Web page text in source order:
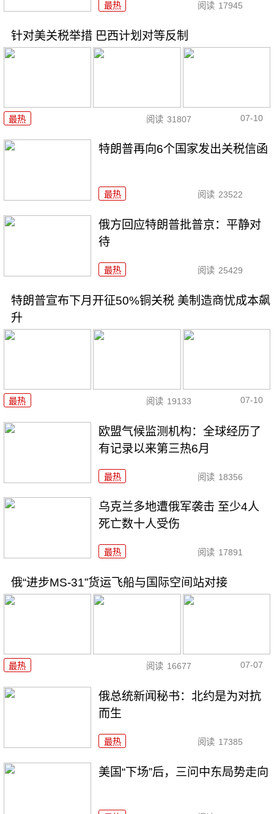
最热 阅读 17945
针对美关税举措 巴西计划对等反制
最热 阅读 31807 07-10
特朗普再向6个国家发出关税信函
最热 阅读 23522
俄方回应特朗普批普京：平静对
待
最热 阅读 25429
特朗普宣布下月开征50%铜关税 美制造商忧成本飙
升
最热 阅读 19133 07-10
欧盟气候监测机构：全球经历了
有记录以来第三热6月
最热 阅读 18356
乌克兰多地遭俄军袭击 至少4人
死亡数十人受伤
最热 阅读 17891
俄“进步MS-31”货运飞船与国际空间站对接
最热 阅读 16677 07-07
俄总统新闻秘书：北约是为对抗
而生
最热 阅读 17385
美国“下场”后，三问中东局势走向